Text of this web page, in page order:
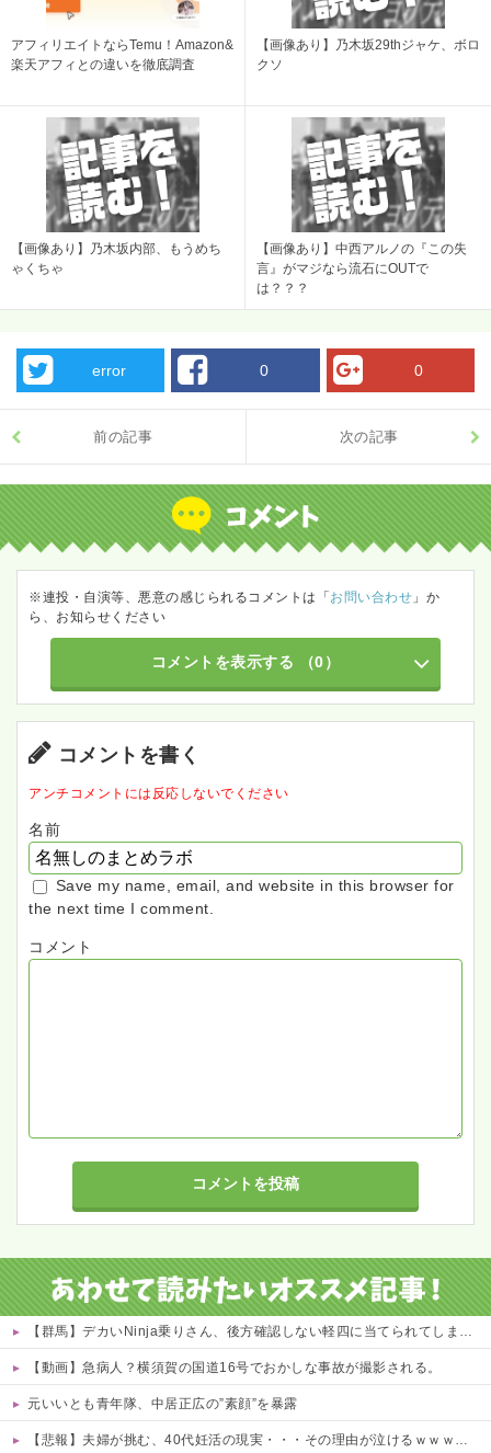
アフィリエイトならTemu！Amazon&
楽天アフィとの違いを徹底調査
【画像あり】乃木坂29thジャケ、ボロ
クソ
【画像あり】乃木坂内部、もうめち
ゃくちゃ
【画像あり】中西アルノの『この失
言』がマジなら流石にOUTで
は？？？
error 0 0
前の記事 次の記事
※連投・自演等、悪意の感じられるコメントは「 お問い合わせ 」か
ら、お知らせください
コメントを表示する （0）
コメントを書く
アンチコメントには反応しないでください
名前
Save my name, email, and website in this browser for
the next time I comment.
コメント
【群馬】デカいNinja乗りさん、後方確認しない軽四に当てられてしまう。
【動画】急病人？横須賀の国道16号でおかしな事故が撮影される。
元いいとも青年隊、中居正広の”素顔”を暴露
【悲報】夫婦が挑む、40代妊活の現実・・・その理由が泣けるｗｗｗｗ 他